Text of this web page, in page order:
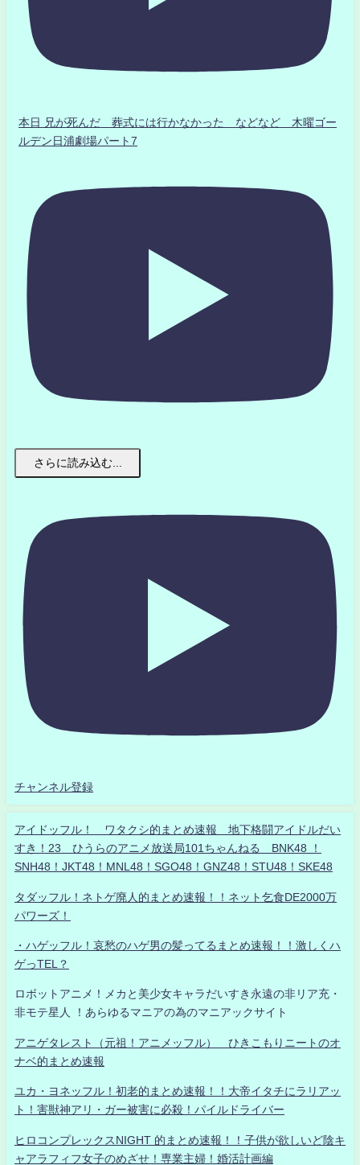
本日 兄が死んだ 葬式には行かなかった などなど 木曜ゴー
ルデン日浦劇場パート7
さらに読み込む...
チャンネル登録
アイドッフル！ ワタクシ的まとめ速報 地下格闘アイドルだい
すき！23 ひうらのアニメ放送局101ちゃんねる BNK48 ！
SNH48！JKT48！MNL48！SGO48！GNZ48！STU48！SKE48
タダッフル！ネトゲ廃人的まとめ速報！！ネット乞食DE2000万
パワーズ！
・ハゲッフル！哀愁のハゲ男の髪ってるまとめ速報！！激しくハ
ゲっTEL？
ロボットアニメ！メカと美少女キャラだいすき永遠の非リア充・
非モテ星人 ！あらゆるマニアの為のマニアックサイト
アニゲタレスト（元祖！アニメッフル） ひきこもりニートのオ
ナベ的まとめ速報
ユカ・ヨネッフル！初老的まとめ速報！！大帝イタチにラリアッ
ト！害獣神アリ・ガー被害に必殺！パイルドライバー
ヒロコンプレックスNIGHT 的まとめ速報！！子供が欲しいど陰キ
ャアラフィフ女子のめざせ！専業主婦！婚活計画編